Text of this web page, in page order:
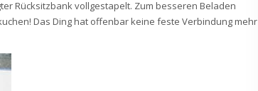
Rücksitzbank vollgestapelt. Zum besseren Beladen
Das Ding hat offenbar keine feste Verbindung mehr